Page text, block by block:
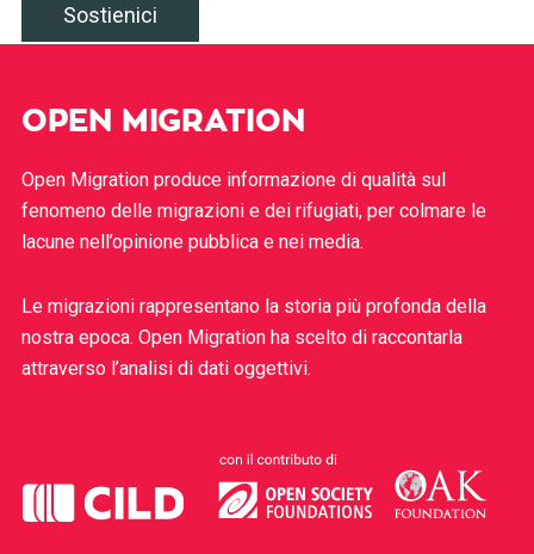
Sostienici
OPEN MIGRATION
Open Migration produce informazione di qualità sul
fenomeno delle migrazioni e dei rifugiati, per colmare le
lacune nell’opinione pubblica e nei media.
Le migrazioni rappresentano la storia più profonda della
nostra epoca. Open Migration ha scelto di raccontarla
attraverso l’analisi di dati oggettivi.